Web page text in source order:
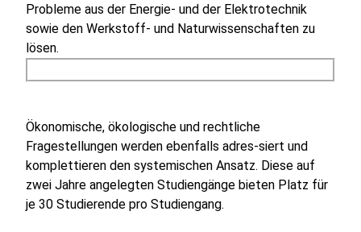
Probleme aus der Energie- und der Elektrotechnik
sowie den Werkstoff- und Naturwissenschaften zu
lösen.
Ökonomische, ökologische und rechtliche
Fragestellungen werden ebenfalls adres-siert und
komplettieren den systemischen Ansatz. Diese auf
zwei Jahre angelegten Studiengänge bieten Platz für
je 30 Studierende pro Studiengang.